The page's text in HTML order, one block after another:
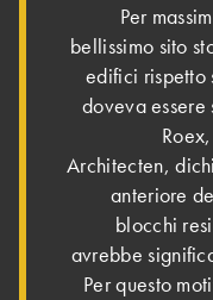
Per
bellissimo sito
edifici rispetto
doveva essere
Architecten,
anteriore
blocchi
avrebbe
Per questo